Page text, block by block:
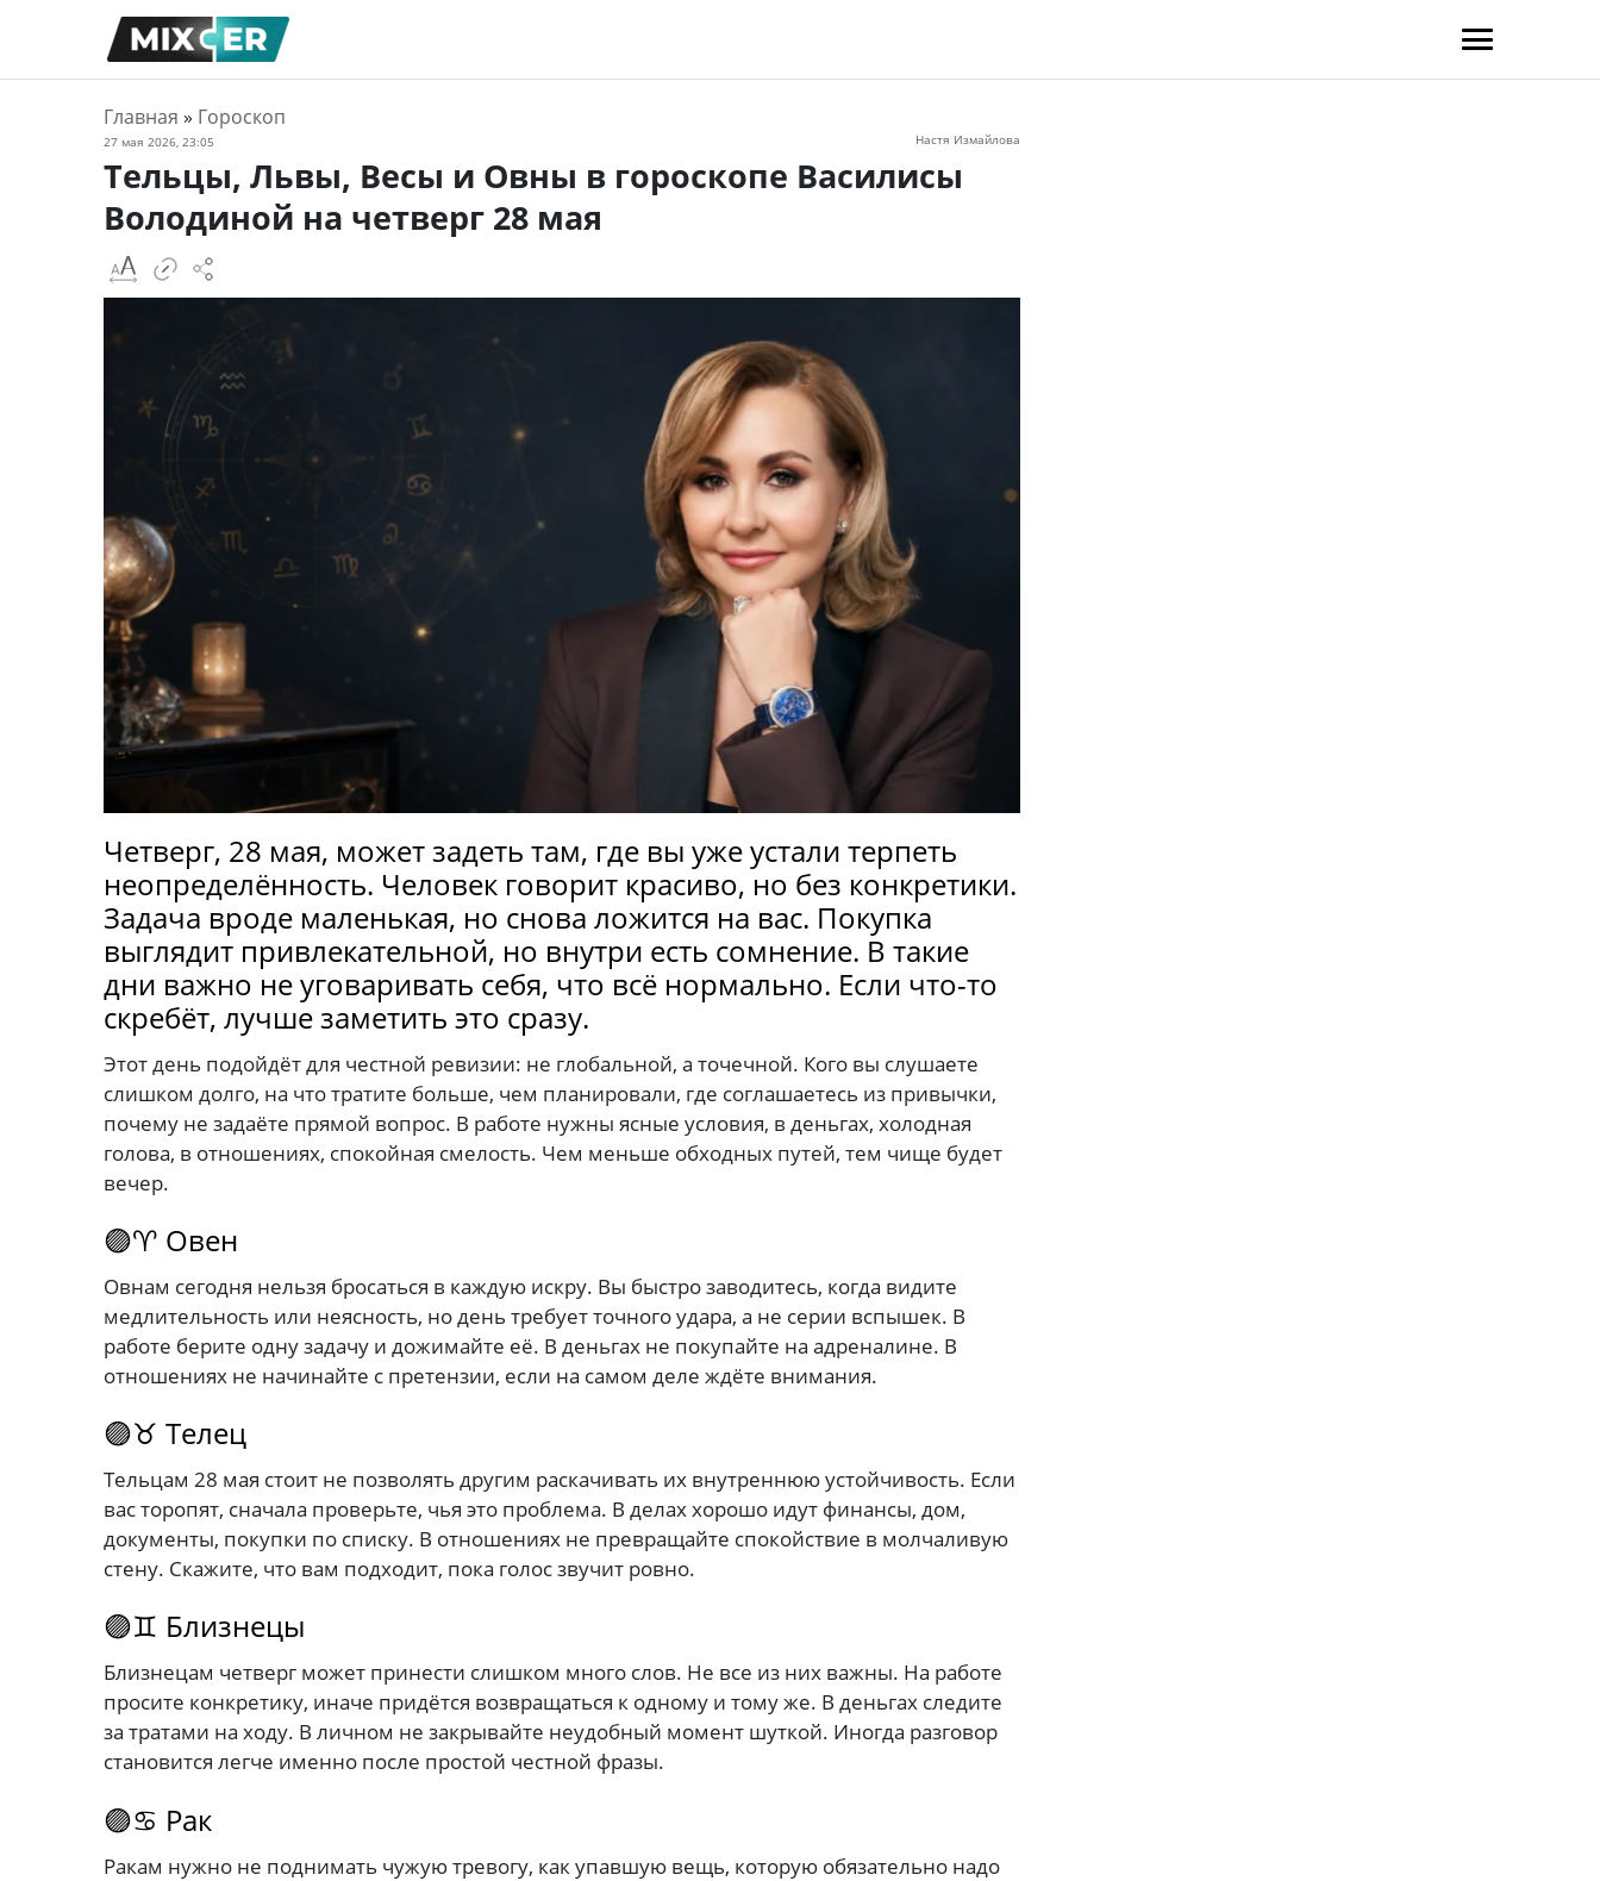
Главная » Гороскоп
27 мая 2026, 23:05 Настя Измайлова
Тельцы, Львы, Весы и Овны в гороскопе Василисы
Володиной на четверг 28 мая
Четверг, 28 мая, может задеть там, где вы уже устали терпеть
неопределённость. Человек говорит красиво, но без конкретики.
Задача вроде маленькая, но снова ложится на вас. Покупка
выглядит привлекательной, но внутри есть сомнение. В такие
дни важно не уговаривать себя, что всё нормально. Если что-то
скребёт, лучше заметить это сразу.
Этот день подойдёт для честной ревизии: не глобальной, а точечной. Кого вы слушаете
слишком долго, на что тратите больше, чем планировали, где соглашаетесь из привычки,
почему не задаёте прямой вопрос. В работе нужны ясные условия, в деньгах, холодная
голова, в отношениях, спокойная смелость. Чем меньше обходных путей, тем чище будет
вечер.
🟣♈ Овен
Овнам сегодня нельзя бросаться в каждую искру. Вы быстро заводитесь, когда видите
медлительность или неясность, но день требует точного удара, а не серии вспышек. В
работе берите одну задачу и дожимайте её. В деньгах не покупайте на адреналине. В
отношениях не начинайте с претензии, если на самом деле ждёте внимания.
🟣♉ Телец
Тельцам 28 мая стоит не позволять другим раскачивать их внутреннюю устойчивость. Если
вас торопят, сначала проверьте, чья это проблема. В делах хорошо идут финансы, дом,
документы, покупки по списку. В отношениях не превращайте спокойствие в молчаливую
стену. Скажите, что вам подходит, пока голос звучит ровно.
🟣♊ Близнецы
Близнецам четверг может принести слишком много слов. Не все из них важны. На работе
просите конкретику, иначе придётся возвращаться к одному и тому же. В деньгах следите
за тратами на ходу. В личном не закрывайте неудобный момент шуткой. Иногда разговор
становится легче именно после простой честной фразы.
🟣♋ Рак
Ракам нужно не поднимать чужую тревогу, как упавшую вещь, которую обязательно надо